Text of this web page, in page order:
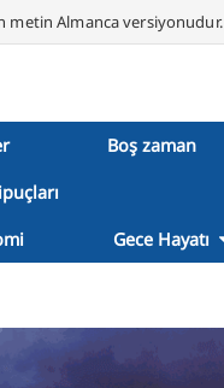
metin Almanca versiyonudur.
Boş zaman
Gece Hayatı